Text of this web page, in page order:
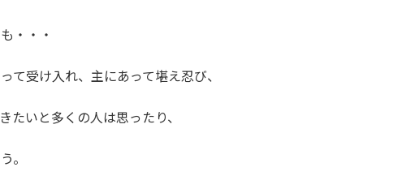
・・・
て受け入れ、主にあって堪え忍び、
たいと多くの人は思ったり、
。